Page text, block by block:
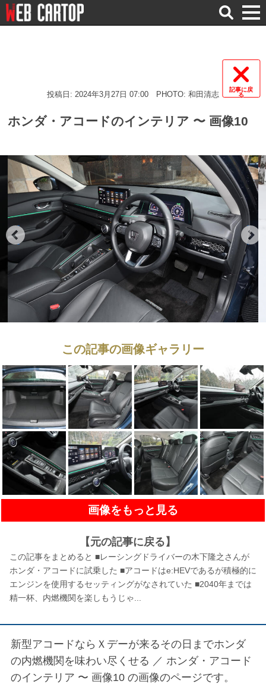
検
索
記事に戻
る
投稿日: 2024年3月27日 07:00 PHOTO: 和田清志
ホンダ・アコードのインテリア 〜 画像10
この記事の画像ギャラリー
画像をもっと見る
【元の記事に戻る】
この記事をまとめると ■レーシングドライバーの木下隆之さんが
ホンダ・アコードに試乗した ■アコードはe:HEVであるが積極的に
エンジンを使用するセッティングがなされていた ■2040年までは
精一杯、内燃機関を楽しもうじゃ...
新型アコードならＸデーが来るその日までホンダ
の内燃機関を味わい尽くせる ／ ホンダ・アコード
のインテリア 〜 画像10 の画像のページです。